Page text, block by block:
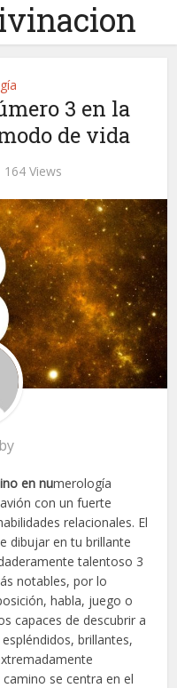
3 en la
de vida
164 Views
en numerología
con un fuerte
relacionales. El
dibujar en tu brillante
talentoso 3
notables, por lo
habla, juego o
capaces de descubrir a
brillantes,
se centra en el